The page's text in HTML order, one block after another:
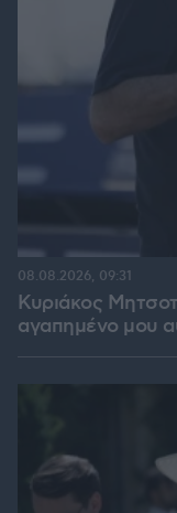
Κυριάκος
αγαπημένο μου
08.08.2026, 09:31